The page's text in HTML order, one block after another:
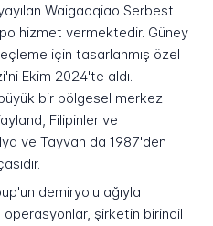
Waigaoqiao Serbest
hizmet vermektedir. Güney
için tasarlanmış özel
Ekim 2024'te aldı.
bir bölgesel merkez
Filipinler ve
ve Tayvan da 1987'den
demiryolu ağıyla
şirketin birincil